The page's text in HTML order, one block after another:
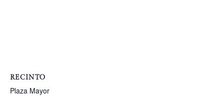
RECINTO
Plaza Mayor